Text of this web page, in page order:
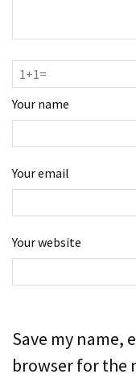
Your name
Your email
Your website
Save my name,
browser for the